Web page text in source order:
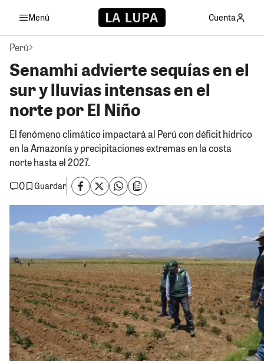
Menú Cuenta
Perú
Senamhi advierte sequías en el
sur y lluvias intensas en el
norte por El Niño
El fenómeno climático impactará al Perú con déficit hídrico
en la Amazonía y precipitaciones extremas en la costa
norte hasta el 2027.
0
Guardar